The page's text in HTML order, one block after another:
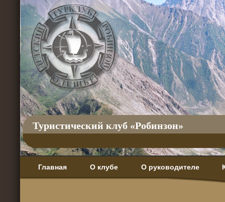
Туристический клуб «Робинзон»
Главная О клубе О руководителе